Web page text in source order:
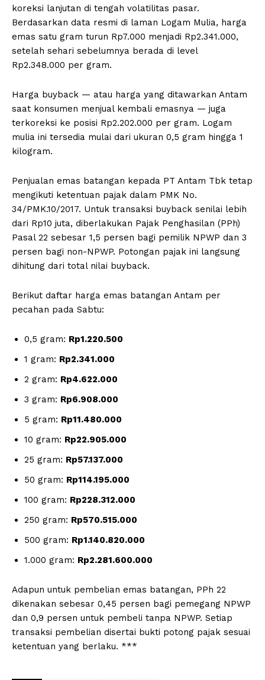
koreksi lanjutan di tengah volatilitas pasar.
Berdasarkan data resmi di laman Logam Mulia, harga
emas satu gram turun Rp7.000 menjadi Rp2.341.000,
setelah sehari sebelumnya berada di level
Rp2.348.000 per gram.
Harga buyback — atau harga yang ditawarkan Antam
saat konsumen menjual kembali emasnya — juga
terkoreksi ke posisi Rp2.202.000 per gram. Logam
mulia ini tersedia mulai dari ukuran 0,5 gram hingga 1
kilogram.
Penjualan emas batangan kepada PT Antam Tbk tetap
mengikuti ketentuan pajak dalam PMK No.
34/PMK.10/2017. Untuk transaksi buyback senilai lebih
dari Rp10 juta, diberlakukan Pajak Penghasilan (PPh)
Pasal 22 sebesar 1,5 persen bagi pemilik NPWP dan 3
persen bagi non-NPWP. Potongan pajak ini langsung
dihitung dari total nilai buyback.
Berikut daftar harga emas batangan Antam per
pecahan pada Sabtu:
0,5 gram: Rp1.220.500
1 gram: Rp2.341.000
2 gram: Rp4.622.000
3 gram: Rp6.908.000
5 gram: Rp11.480.000
10 gram: Rp22.905.000
25 gram: Rp57.137.000
50 gram: Rp114.195.000
100 gram: Rp228.312.000
250 gram: Rp570.515.000
500 gram: Rp1.140.820.000
1.000 gram: Rp2.281.600.000
Adapun untuk pembelian emas batangan, PPh 22
dikenakan sebesar 0,45 persen bagi pemegang NPWP
dan 0,9 persen untuk pembeli tanpa NPWP. Setiap
transaksi pembelian disertai bukti potong pajak sesuai
ketentuan yang berlaku. ***